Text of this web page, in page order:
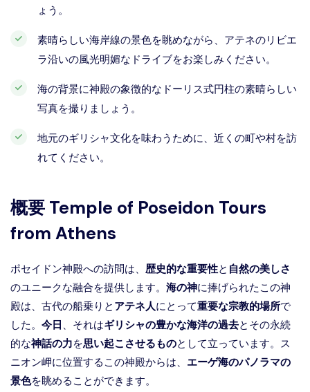
ょう。
素晴らしい海岸線の景色を眺めながら、アテネのリビエ
ラ沿いの風光明媚なドライブをお楽しみください。
海の背景に神殿の象徴的なドーリス式円柱の素晴らしい
写真を撮りましょう。
地元のギリシャ文化を味わうために、近くの町や村を訪
れてください。
概要 Temple of Poseidon Tours
from Athens
ポセイドン神殿への訪問は、 歴史的な重要性と 自然の美しさ
のユニークな融合を提供します。 海の神に捧げられたこの神
殿は、古代の船乗りと アテネ人にとって重要な宗教的場所で
した。 今日 、それはギリシャの豊かな海洋の過去とその永続
的な神話の力を思い起こさせるものとして立っています。ス
ニオン岬に位置するこの神殿からは、 エーゲ海のパノラマの
景色を眺めることができます。